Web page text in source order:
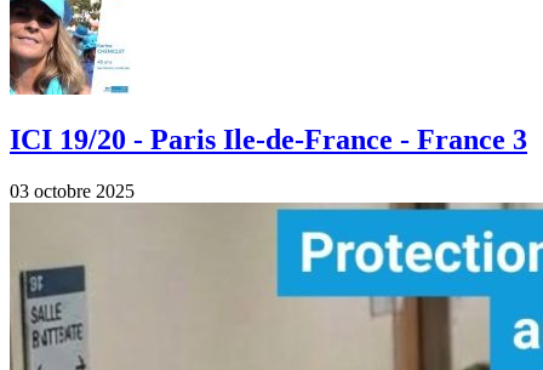
ICI 19/20 - Paris Ile-de-France - France 3
03 octobre 2025